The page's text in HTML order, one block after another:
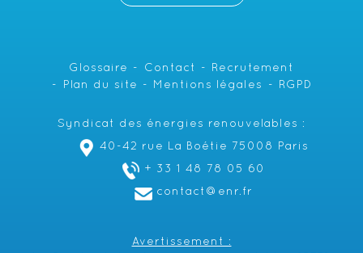
Glossaire Contact
Recrutement
Plan du site
Mentions légales RGPD
Syndicat des énergies renouvelables :
40-42 rue La Boétie 75008 Paris
+ 33 1 48 78 05 60
contact@enr.fr
Avertissement :